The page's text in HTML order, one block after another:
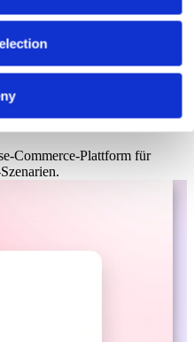
Commerce-Plattform für